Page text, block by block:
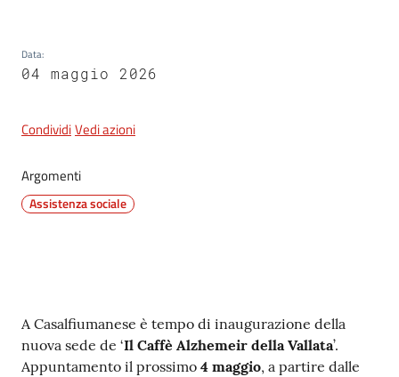
Servizi
on-
gli
argomenti
Data:
04 maggio 2026
CondividiVedi azioni
Argomenti
Assistenza sociale
Contenuto
A Casalfiumanese è tempo di inaugurazione della
nuova sede de ‘Il Caffè Alzhemeir della Vallata’.
Appuntamento il prossimo 4 maggio, a partire dalle